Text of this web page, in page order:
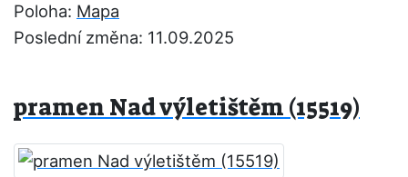
Poloha: Mapa
Poslední změna: 11.09.2025
pramen Nad výletištěm (15519)